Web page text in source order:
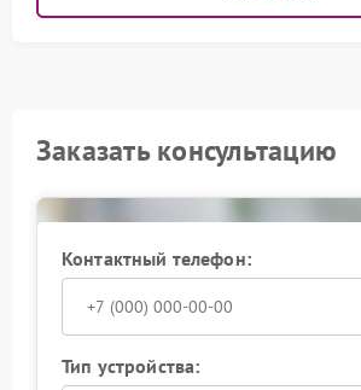
Заказать консультацию
Контактный телефон:
Тип устройства: